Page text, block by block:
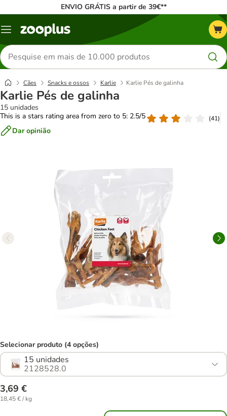
ENVIO GRÁTIS a partir de 39€**
Menu
Pesquisar
produtos
Cães Snacks e ossos Karlie Karlie Pés de galinha
Karlie Pés de galinha
15 unidades
This is a stars rating area from zero to 5: 2.5/5
(41)
Dar opinião
Selecionar produto (4 opções)
15 unidades
2128528.0
3,69 €
18,45 € / kg